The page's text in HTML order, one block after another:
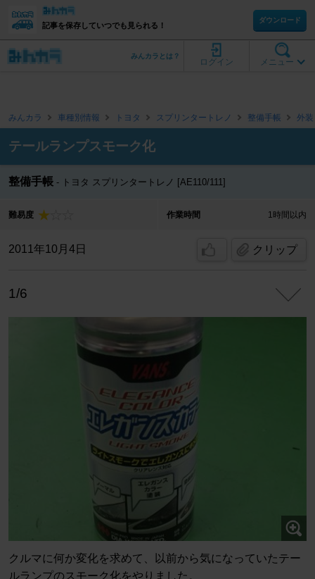
記事を保存していつでも見られる！
ダウンロード
メニュー
ログイン
みんカラとは？
みんカラ 車種別情報 トヨタ スプリンタートレノ 整備手帳 外装
テールランプスモーク化
整備手帳 トヨタ スプリンタートレノ [AE110/111]
難易度 作業時間 1時間以内
2011年10月4日 クリップ
1/6
クルマに何か変化を求めて、以前から気になっていたテー
ルランプのスモーク化をやりました。